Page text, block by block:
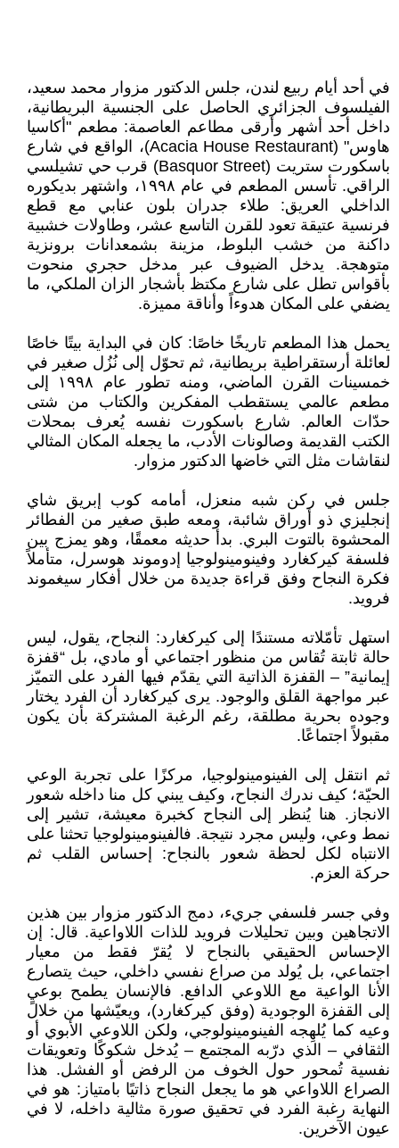
في أحد أيام ربيع لندن، جلس الدكتور مزوار محمد سعيد،
الفيلسوف الجزائري الحاصل على الجنسية البريطانية،
داخل أحد أشهر وأرقى مطاعم العاصمة: مطعم "أكاسيا
هاوس" (Acacia House Restaurant)، الواقع في شارع
باسكورت ستريت (Basquor Street) قرب حي تشيلسي
الراقي. تأسس المطعم في عام ١٩٩٨، واشتهر بديكوره
الداخلي العريق: طلاء جدران بلون عنابي مع قطع
فرنسية عتيقة تعود للقرن التاسع عشر، وطاولات خشبية
داكنة من خشب البلوط، مزينة بشمعدانات برونزية
متوهجة. يدخل الضيوف عبر مدخل حجري منحوت
بأقواس تطل على شارع مكتظ بأشجار الزان الملكي، ما
يضفي على المكان هدوءاً وأناقة مميزة.
يحمل هذا المطعم تاريخًا خاصًا: كان في البداية بيتًا خاصًا
لعائلة أرستقراطية بريطانية، ثم تحوّل إلى نُزُل صغير في
خمسينات القرن الماضي، ومنه تطور عام ١٩٩٨ إلى
مطعم عالمي يستقطب المفكرين والكتاب من شتى
حدّات العالم. شارع باسكورت نفسه يُعرف بمحلات
الكتب القديمة وصالونات الأدب، ما يجعله المكان المثالي
لنقاشات مثل التي خاضها الدكتور مزوار.
جلس في ركن شبه منعزل، أمامه كوب إبريق شاي
إنجليزي ذو أوراق شائبة، ومعه طبق صغير من الفطائر
المحشوة بالتوت البري. بدأ حديثه معمقًا، وهو يمزج بين
فلسفة كيركغارد وفينومينولوجيا إدوموند هوسرل، متأملاً
فكرة النجاح وفق قراءة جديدة من خلال أفكار سيغموند
فرويد.
استهل تأمّلاته مستندًا إلى كيركغارد: النجاح، يقول، ليس
حالة ثابتة تُقاس من منظور اجتماعي أو مادي، بل “قفزة
إيمانية” – القفزة الذاتية التي يقدّم فيها الفرد على التميّز
عبر مواجهة القلق والوجود. يرى كيركغارد أن الفرد يختار
وجوده بحرية مطلقة، رغم الرغبة المشتركة بأن يكون
مقبولاً اجتماعًا.
ثم انتقل إلى الفينومينولوجيا، مركزًا على تجربة الوعي
الحيّة؛ كيف ندرك النجاح، وكيف يبني كل منا داخله شعور
الانجاز. هنا يُنظر إلى النجاح كخبرة معيشة، تشير إلى
نمط وعي، وليس مجرد نتيجة. فالفينومينولوجيا تحثنا على
الانتباه لكل لحظة شعور بالنجاح: إحساس القلب ثم
حركة العزم.
وفي جسر فلسفي جريء، دمج الدكتور مزوار بين هذين
الاتجاهين وبين تحليلات فرويد للذات اللاواعية. قال: إن
الإحساس الحقيقي بالنجاح لا يُقرّ فقط من معيار
اجتماعي، بل يُولد من صراع نفسي داخلي، حيث يتصارع
الأنا الواعية مع اللاوعي الدافع. فالإنسان يطمح بوعيٍ
إلى القفزة الوجودية (وفق كيركغارد)، ويعيّشها من خلال
وعيه كما يُلهِجه الفينومينولوجي، ولكن اللاوعي الأبوي أو
الثقافي – الذي درّبه المجتمع – يُدخل شكوكًا وتعويقات
نفسية تُمحور حول الخوف من الرفض أو الفشل. هذا
الصراع اللاواعي هو ما يجعل النجاح ذاتيًا بامتياز: هو في
النهاية رغبة الفرد في تحقيق صورة مثالية داخله، لا في
عيون الآخرين.